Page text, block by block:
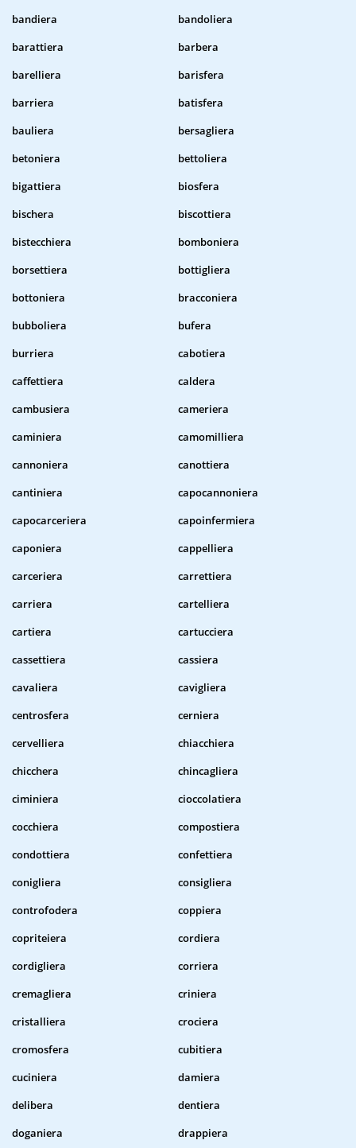
bandiera
bandoliera
barattiera
barbera
barelliera
barisfera
barriera
batisfera
bauliera
bersagliera
betoniera
bettoliera
bigattiera
biosfera
bischera
biscottiera
bistecchiera
bomboniera
borsettiera
bottigliera
bottoniera
bracconiera
bubboliera
bufera
burriera
cabotiera
caffettiera
caldera
cambusiera
cameriera
caminiera
camomilliera
cannoniera
canottiera
cantiniera
capocannoniera
capocarceriera
capoinfermiera
caponiera
cappelliera
carceriera
carrettiera
carriera
cartelliera
cartiera
cartucciera
cassettiera
cassiera
cavaliera
cavigliera
centrosfera
cerniera
cervelliera
chiacchiera
chicchera
chincagliera
ciminiera
cioccolatiera
cocchiera
compostiera
condottiera
confettiera
conigliera
consigliera
controfodera
coppiera
copriteiera
cordiera
cordigliera
corriera
cremagliera
criniera
cristalliera
crociera
cromosfera
cubitiera
cuciniera
damiera
delibera
dentiera
doganiera
drappiera